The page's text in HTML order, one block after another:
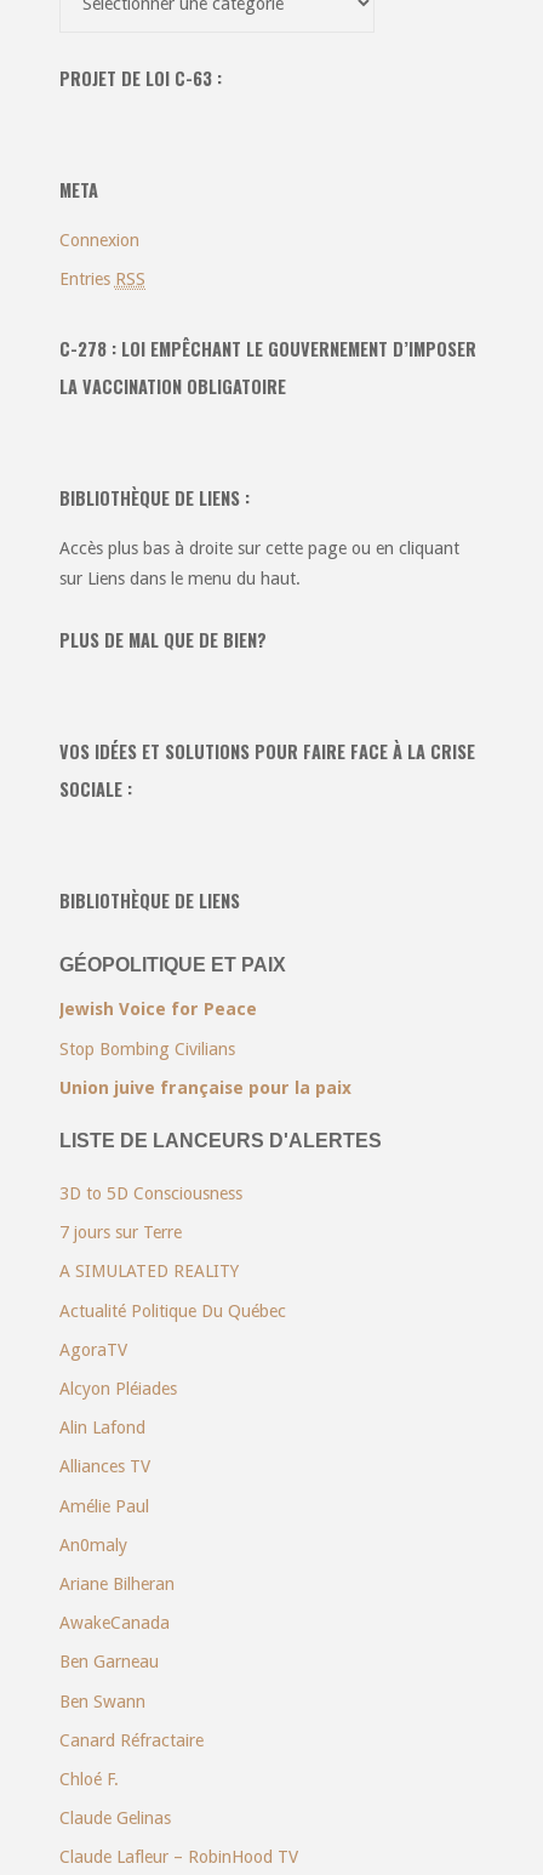
les
PROJET DE LOI C-63 :
META
Connexion
Entries RSS
C-278 : LOI EMPÊCHANT LE GOUVERNEMENT D’IMPOSER
LA VACCINATION OBLIGATOIRE
BIBLIOTHÈQUE DE LIENS :
Accès plus bas à droite sur cette page ou en cliquant
sur Liens dans le menu du haut.
PLUS DE MAL QUE DE BIEN?
VOS IDÉES ET SOLUTIONS POUR FAIRE FACE À LA CRISE
SOCIALE :
BIBLIOTHÈQUE DE LIENS
GÉOPOLITIQUE ET PAIX
Jewish Voice for Peace
Stop Bombing Civilians
Union juive française pour la paix
LISTE DE LANCEURS D'ALERTES
3D to 5D Consciousness
7 jours sur Terre
A SIMULATED REALITY
Actualité Politique Du Québec
AgoraTV
Alcyon Pléiades
Alin Lafond
Alliances TV
Amélie Paul
An0maly
Ariane Bilheran
AwakeCanada
Ben Garneau
Ben Swann
Canard Réfractaire
Chloé F.
Claude Gelinas
Claude Lafleur – RobinHood TV